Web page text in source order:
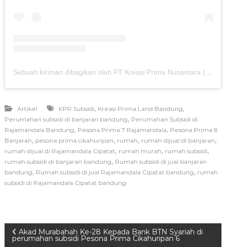
Sebuah kiriman dibagikan oleh PT Kreasi Prima Nusantara (@kreasiland.corp)
Artikel KPR Subsidi, Kreasi Prima Land Bandung,
Perumahan subsidi di banjaran bandung, Perumahan Subsidi di
Rajamandala Bandung, Pesona Prima 7 Rajamandala, Pesona Prima 8
Banjaran, pesona prima cikahuripan, rumah, rumah dijual di banjaran,
rumah dijual di Rajamandala Cipatat, rumah murah, rumah subsidi,
rumah subsidi di banjaran bandung, Rumah subsidi di jual banjaran
bandung, Rumah subsidi di jual Rajamandala Cipatat bandung, rumah
subsidi di Rajamandala Cipatat bandung
P Akad Murabahah Ke-28 Kepada Bank BTN Syariah di
perumahan subsidi Pesona Prima Cikahuripan 6